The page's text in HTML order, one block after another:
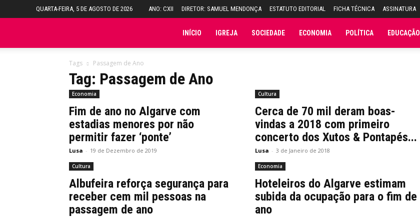
QUARTA-FEIRA, 5 DE AGOSTO DE 2026 ANO: CXII DIRETOR: SAMUEL MENDONÇA ESTATUTO EDITORIAL FICHA TÉCNICA ASSINATURA
INÍCIO IGREJA SOCIEDADE ECONOMIA POLÍTICA EDUCAÇÃO
Tags Passagem de Ano
Tag: Passagem de Ano
Economia
Fim de ano no Algarve com
estadias menores por não
permitir fazer ‘ponte’
Lusa - 19 de Dezembro de 2019
Cultura
Cerca de 70 mil deram boas-
vindas a 2018 com primeiro
concerto dos Xutos & Pontapés...
Lusa - 3 de Janeiro de 2018
Cultura
Albufeira reforça segurança para
receber cem mil pessoas na
passagem de ano
Economia
Hoteleiros do Algarve estimam
subida da ocupação para o fim de
ano